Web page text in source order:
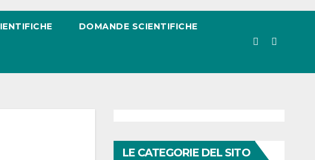
DOMANDE SCIENTIFICHE
LE CATEGORIE DEL SITO